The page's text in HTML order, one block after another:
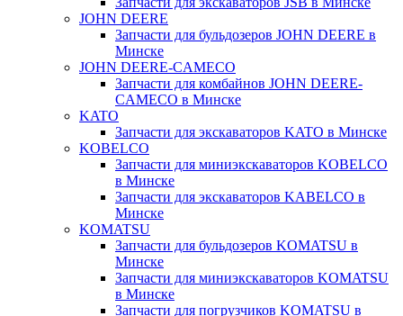
JOHN DEERE
Запчасти для бульдозеров JOHN DEERE в
Минске
JOHN DEERE-CAMECO
Запчасти для комбайнов JOHN DEERE-
CAMECO в Минске
KATO
Запчасти для экскаваторов KATO в Минске
KOBELCO
Запчасти для миниэкскаваторов KOBELCO
в Минске
Запчасти для экскаваторов KABELCO в
Минске
KOMATSU
Запчасти для бульдозеров KOMATSU в
Минске
Запчасти для миниэкскаваторов KOMATSU
в Минске
Запчасти для погрузчиков KOMATSU в